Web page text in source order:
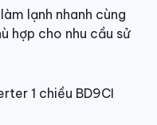
26 cm – Dày 19 cm
– Cao 55.5 cm – Dày 33 cm
lạnh nhanh cùng
hợp cho nhu cầu sử